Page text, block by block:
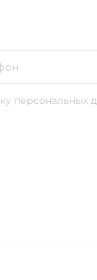
персональных